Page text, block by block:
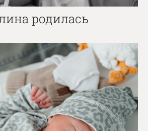
родилась